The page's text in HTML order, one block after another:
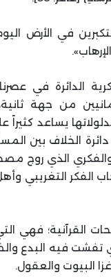
في الأرض
الدائرة في
من جهة
يساعد كثيراً
الخلاف بين
والفكري الذي روج
التغريبي وأهل
القرآنية؛ فهي
فيه البدع
البيوت والعقول.